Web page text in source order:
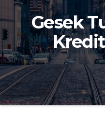
Gesek